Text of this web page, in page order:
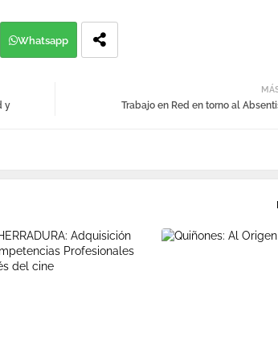
Whatsapp
Trabajo en Red en torno al
y